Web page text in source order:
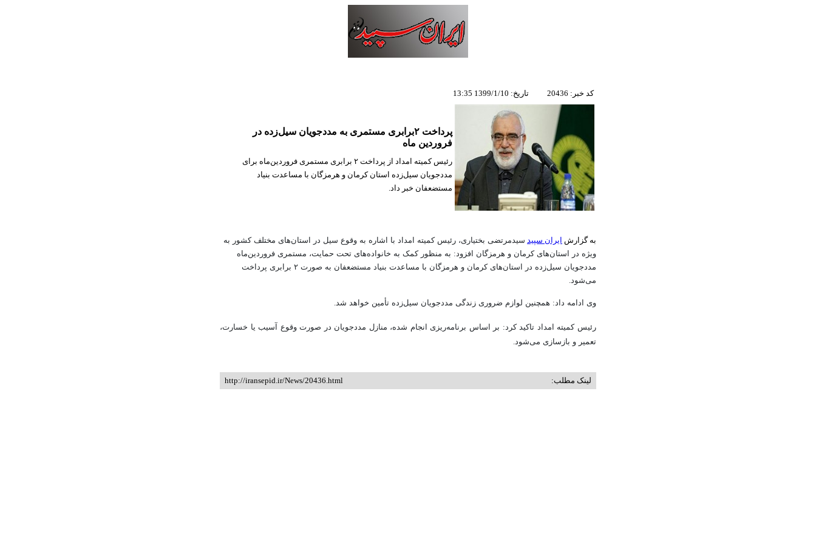
کد خبر: 20436 تاریخ: 1399/1/10 13:35
پرداخت ۲برابری مستمری به مددجویان سیل‌زده در
فروردین ماه
رئیس کمیته امداد از پرداخت ۲ برابری مستمری فروردین‌ماه برای
مددجویان سیل‌زده استان کرمان و هرمزگان با مساعدت بنیاد
مستضعفان خبر داد.
به گزارش ایران سپید سیدمرتضی بختیاری، رئیس کمیته امداد با اشاره به وقوع سیل در استان‌های مختلف کشور به
ویژه در استان‌های کرمان و هرمزگان افزود: به منظور کمک به خانواده‌های تحت حمایت، مستمری فروردین‌ماه
مددجویان سیل‌زده در استان‌های کرمان و هرمزگان با مساعدت بنیاد مستضعفان به صورت ۲ برابری پرداخت
می‌شود.
وی ادامه داد: همچنین لوازم ضروری زندگی مددجویان سیل‌زده تأمین خواهد شد.
رئیس کمیته امداد تاکید کرد: بر اساس برنامه‌ریزی انجام شده، منازل مددجویان در صورت وقوع آسیب یا خسارت،
تعمیر و بازسازی می‌شود.
لینک مطلب: http://iransepid.ir/News/20436.html